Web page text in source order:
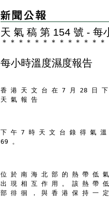
天 氣 稿 第 154 號 - 每
＊ ＊ ＊ ＊ ＊ ＊ ＊ ＊ ＊ ＊ ＊ ＊ ＊
每小時溫度濕度報告
香 港 天 文 台 在 7 月 28 日
天 氣 報 告
下 午 7 時 天 文 台 錄 得 氣
69 。
位 於 南 海 北 部 的 熱 帶 低
出 現 相 互 作 用 。 該 熱 帶
部 徘 徊 ， 與 香 港 保 持 一